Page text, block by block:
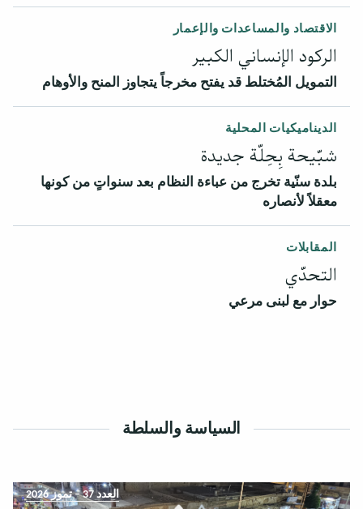
الاقتصاد والمساعدات والإعمار
الركود الإنساني الكبير
التمويل المُختلط قد يفتح مخرجاً يتجاوز المنح والأوهام
الديناميكيات المحلية
شبّيحة بِحِلّة جديدة
بلدة سنّية تخرج من عباءة النظام بعد سنواتٍ من كونها
معقلاً لأنصاره
المقابلات
التحدّي
حوار مع لبنى مرعي
السياسة والسلطة
العدد 37 – تموز 2026